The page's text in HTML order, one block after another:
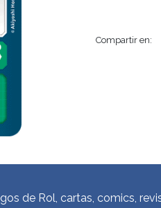
Compartir en:
de Rol, cartas, comics,